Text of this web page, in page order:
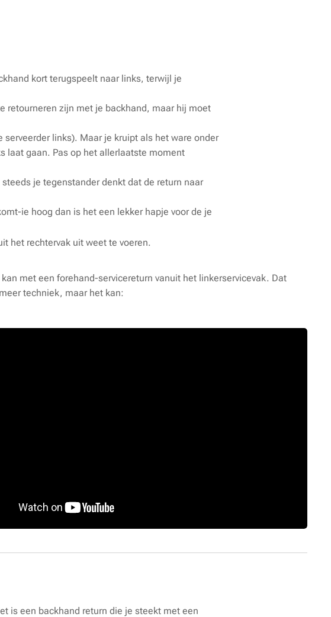
kort terugspeelt naar links, terwijl je
retourneren zijn met je backhand, maar hij moet
links). Maar je kruipt als het ware onder
laat gaan. Pas op het allerlaatste moment
je tegenstander denkt dat de return naar
ie hoog dan is het een lekker hapje voor de je
het rechtervak uit weet te voeren.
met een forehand-servicereturn vanuit het linkerservicevak. Dat
techniek, maar het kan:
is een backhand return die je steekt met een